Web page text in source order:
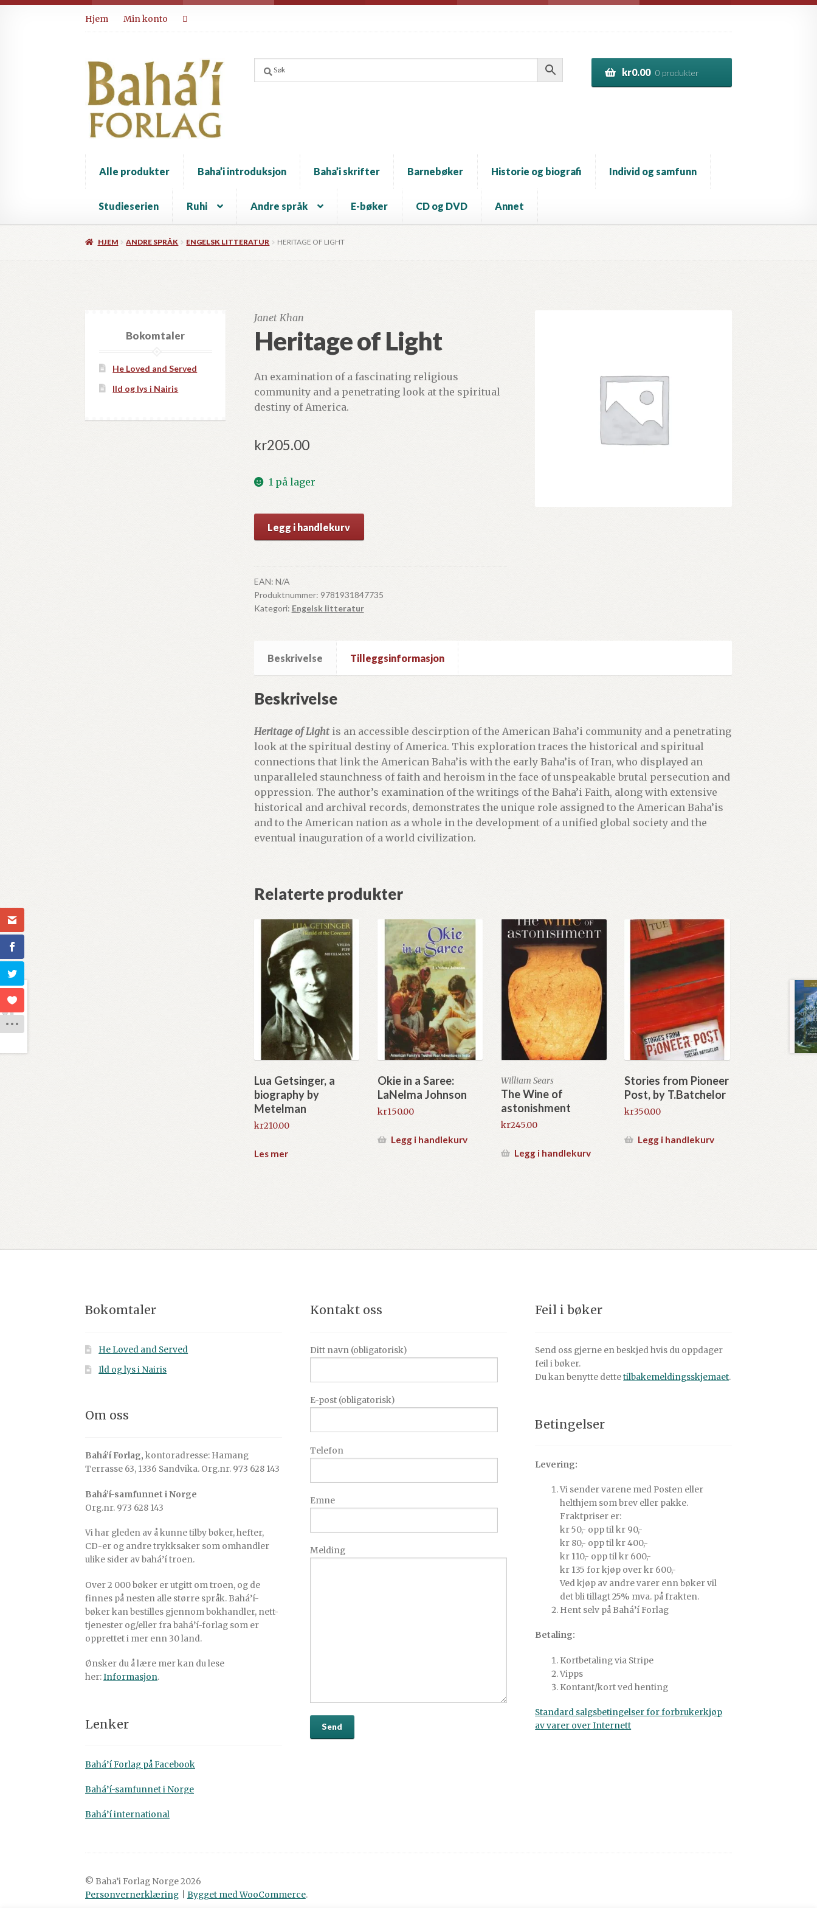
Hopp
til
Hopp
til
Hjem Min konto
kr0.00 0 produkter
Alle produkter Baha’i introduksjon Baha’i skrifter Barnebøker Historie og biografi Individ og samfunn
Studieserien Ruhi Andre språk E-bøker CD og DVD Annet
HJEM ANDRE SPRÅK ENGELSK LITTERATUR HERITAGE OF LIGHT
Janet Khan
Heritage of Light
An examination of a fascinating religious
community and a penetrating look at the spiritual
destiny of America.
kr205.00
1 på lager
antall
Legg i handlekurv
EAN: N/A
Produktnummer: 9781931847735
Kategori: Engelsk litteratur
Beskrivelse Tilleggsinformasjon
Beskrivelse
Heritage of Lightis an accessible descirption of the American Baha’i community and a penetrating
look at the spiritual destiny of America. This exploration traces the historical and spiritual
connections that link the American Baha’is with the early Baha’is of Iran, who displayed an
unparalleled staunchness of faith and heroism in the face of unspeakable brutal persecution and
oppression. The author’s examination of the writings of the Baha’i Faith, along with extensive
historical and archival records, demonstrates the unique role assigned to the American Baha’is
and to the American nation as a whole in the development of a unified global society and the
eventual inauguration of a world civilization.
Relaterte produkter
Lua Getsinger, a
biography by
Metelman
kr210.00
Les mer
Okie in a Saree:
LaNelma Johnson
kr150.00
Legg i handlekurv
William Sears
The Wine of
astonishment
kr245.00
Legg i handlekurv
Stories from Pioneer
Post, by T.Batchelor
kr350.00
Legg i handlekurv
Bokomtaler
He Loved and Served
Ild og lys i Nairis
Bokomtaler
He Loved and Served
Ild og lys i Nairis
Om oss
Bahá’í Forlag, kontoradresse: Hamang
Terrasse 63, 1336 Sandvika. Org.nr. 973 628 143
Bahá’í-samfunnet i Norge
Org.nr. 973 628 143
Vi har gleden av å kunne tilby bøker, hefter,
CD-er og andre trykksaker som omhandler
ulike sider av bahá’í troen.
Over 2 000 bøker er utgitt om troen, og de
finnes på nesten alle større språk. Bahá’í-
bøker kan bestilles gjennom bokhandler, nett-
tjenester og/eller fra bahá’í-forlag som er
opprettet i mer enn 30 land.
Ønsker du å lære mer kan du lese
her:Informasjon.
Lenker
Bahá’í Forlag på Facebook
Bahá’í-samfunnet i Norge
Bahá’í international
Kontakt oss
Ditt navn (obligatorisk)
E-post (obligatorisk)
Telefon
Emne
Melding
Feil i bøker
Send oss gjerne en beskjed hvis du oppdager
feil i bøker.
Du kan benytte dettetilbakemeldingsskjemaet.
Betingelser
Levering:
Vi sender varene med Posten eller
helthjem som brev eller pakke.
Fraktpriser er:
kr 50,- opp til kr 90,-
kr 80,- opp til kr 400,-
kr 110,- opp til kr 600,-
kr 135 for kjøp over kr 600,-
Ved kjøp av andre varer enn bøker vil
det bli tillagt 25% mva. på frakten.
Hent selv på Bahá’í Forlag
Betaling:
Kortbetaling via Stripe
Vipps
Kontant/kort ved henting
Standard salgsbetingelser for forbrukerkjøp
av varer over Internett
© Baha’i Forlag Norge 2026
Personvernerklæring
Bygget med WooCommerce.